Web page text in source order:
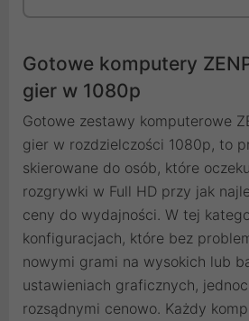
Gotowe komputery
gier w 1080p
Gotowe zestawy komputerowe
gier w rozdzielczości 1080p, to
skierowane do osób, które
rozgrywki w Full HD przy jak
ceny do wydajności. W tej
konfiguracjach, które bez
nowymi grami na wysokich lub
ustawieniach graficznych,
rozsądnymi cenowo. Każdy